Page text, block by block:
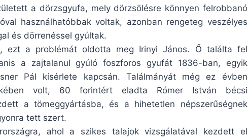
a dörzsgyufa, mely dörzsölésre könnyen felrobbanó
használhatóbbak voltak, azonban rengeteg veszélyes
és dörrenéssel gyúltak.
ezt a problémát oldotta meg Irinyi János. Ő találta fel
a zajtalanul gyúló foszforos gyufát 1836-ban, egyik
Pál kísérlete kapcsán. Találmányát még ez évben
volt, 60 forintért eladta Rómer István bécsi
a tömeggyártásba, és a hihetetlen népszerűségnek
tett szert.
ahol a szikes talajok vizsgálatával kezdett el